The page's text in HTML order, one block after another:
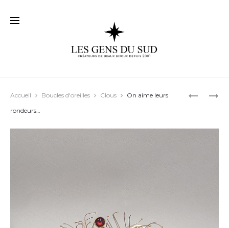
BOUCLES
ELLES
Accueil Boucles d'oreilles Clous
On aime leurs
rondeurs…